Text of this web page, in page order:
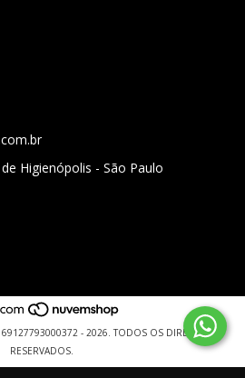
Higienópolis - São Paulo
69127793000372 - 2026. TODOS OS DIREITOS
RESERVADOS.